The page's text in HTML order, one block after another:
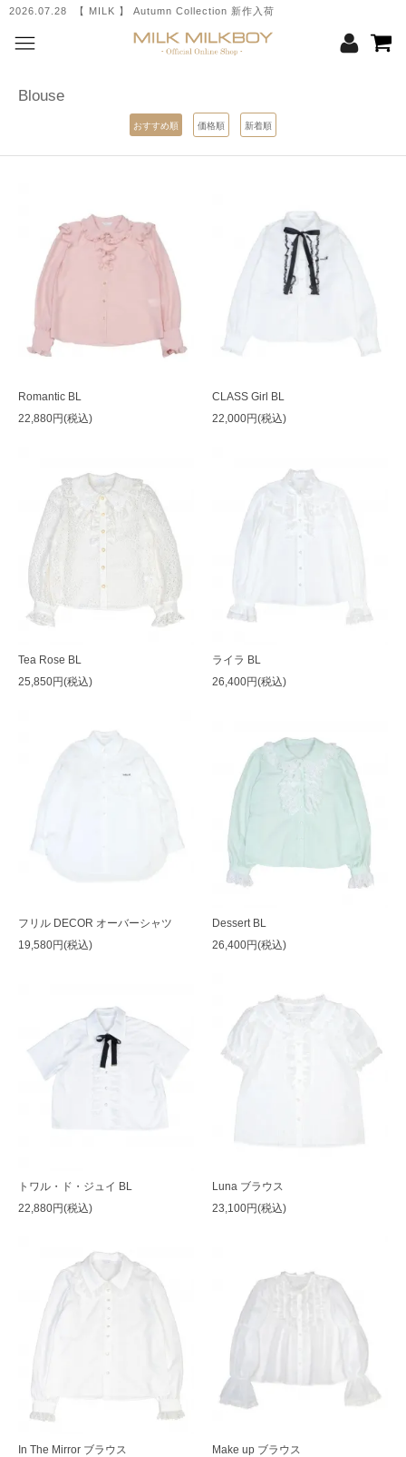
2026.07.28 【 MILK 】 Autumn Collection 新作入荷
Blouse
おすすめ順 価格順 新着順
Romantic BL
22,880円(税込)
CLASS Girl BL
22,000円(税込)
Tea Rose BL
25,850円(税込)
ライラ BL
26,400円(税込)
フリル DECOR オーバーシャツ
19,580円(税込)
Dessert BL
26,400円(税込)
トワル・ド・ジュイ BL
22,880円(税込)
Luna ブラウス
23,100円(税込)
In The Mirror ブラウス
Make up ブラウス